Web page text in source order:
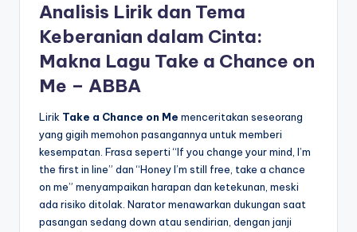
Analisis Lirik dan Tema
Keberanian dalam Cinta:
Makna Lagu Take a Chance on
Me – ABBA
Lirik Take a Chance on Me menceritakan seseorang
yang gigih memohon pasangannya untuk memberi
kesempatan. Frasa seperti “If you change your mind, I’m
the first in line” dan “Honey I’m still free, take a chance
on me” menyampaikan harapan dan ketekunan, meski
ada risiko ditolak. Narator menawarkan dukungan saat
pasangan sedang down atau sendirian, dengan janji